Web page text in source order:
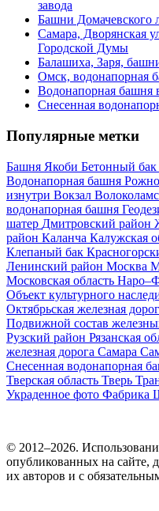
завода
Башни Домачевского
Самара, Дворянская
Городской Думы
Балашиха, Заря,
Омск, водонапорная
Водонапорная башня
Снесенная
Популярные метки
Башня Якоби Бетонный бак
Водонапорная башня
изнутри Вокзал
водонапорная башня
шатер Дмитровский район
район Каланча Калужская
Клепаный бак
Ленинский район Москва
Московская область
Объект культурного
Октябрьская железная
Подвижной состав
Рузский район Рязанская
железная дорога Самара
Снесенная водонапорная
Тверская область Тверь
Украденное фото Фабрика
© 2012–2026.
опубликованных на сайте,
их авторов и c